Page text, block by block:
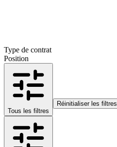
Type de contrat
Position
Tous les filtres
Réinitialiser les filtres